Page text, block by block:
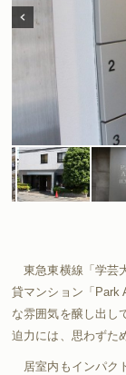
東急東横線「学芸
貸マンション「Park
な雰囲気を醸し出し
迫力には、思わずた
居室内もインパク